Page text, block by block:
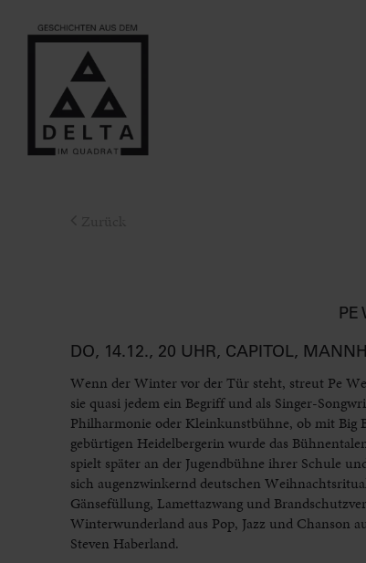
PE
DO, 14.12., 20 UHR, CAPITOL,
Wenn der Winter vor der Tür steht, streut Pe
sie quasi jedem ein Begriff und als Singer-
Philharmonie oder Kleinkunstbühne, ob mit Big
gebürtigen Heidelbergerin wurde das
spielt später an der Jugendbühne ihrer Schule
sich augenzwinkernd deutschen
Gänsefüllung, Lamettazwang und
Winterwunderland aus Pop, Jazz und Chanson
Steven Haberland.